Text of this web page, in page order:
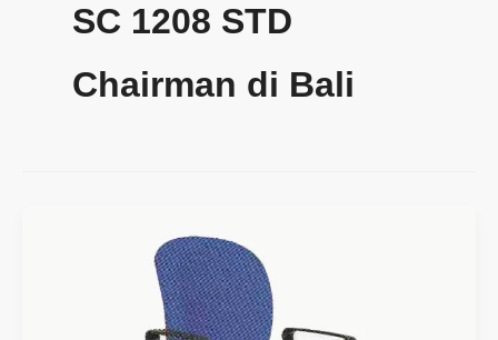
SC 1208 STD
Chairman di Bali